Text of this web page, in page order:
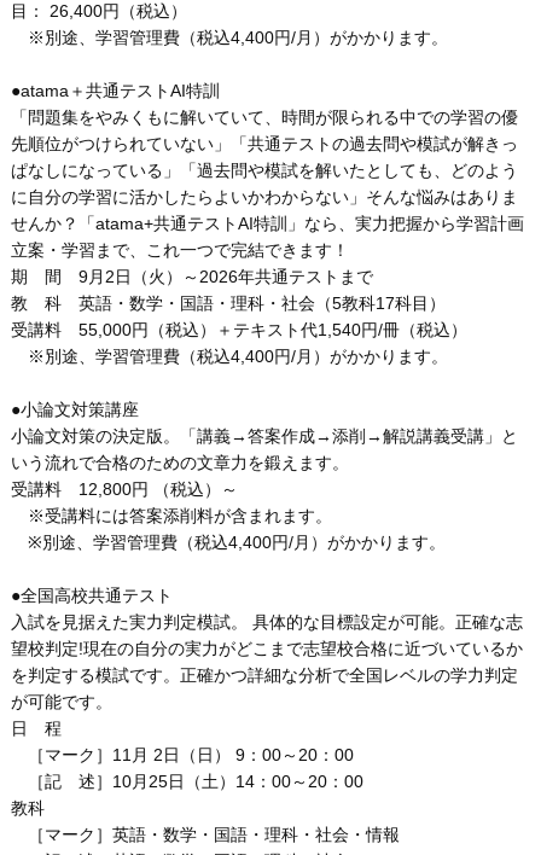
目： 26,400円（税込）
※別途、学習管理費（税込4,400円/月）がかかります。
●atama＋共通テストAI特訓
「問題集をやみくもに解いていて、時間が限られる中での学習の優
先順位がつけられていない」「共通テストの過去問や模試が解きっ
ぱなしになっている」「過去問や模試を解いたとしても、どのよう
に自分の学習に活かしたらよいかわからない」そんな悩みはありま
せんか？「atama+共通テストAI特訓」なら、実力把握から学習計画
立案・学習まで、これ一つで完結できます！
期 間 9月2日（火）～2026年共通テストまで
教 科 英語・数学・国語・理科・社会（5教科17科目）
受講料 55,000円（税込）＋テキスト代1,540円/冊（税込）
※別途、学習管理費（税込4,400円/月）がかかります。
●小論文対策講座
小論文対策の決定版。「講義→答案作成→添削→解説講義受講」と
いう流れで合格のための文章力を鍛えます。
受講料 12,800円 （税込）～
※受講料には答案添削料が含まれます。
※別途、学習管理費（税込4,400円/月）がかかります。
●全国高校共通テスト
入試を見据えた実力判定模試。 具体的な目標設定が可能。正確な志
望校判定!現在の自分の実力がどこまで志望校合格に近づいているか
を判定する模試です。正確かつ詳細な分析で全国レベルの学力判定
が可能です。
日 程
［マーク］11月 2日（日） 9：00～20：00
［記 述］10月25日（土）14：00～20：00
教科
［マーク］英語・数学・国語・理科・社会・情報